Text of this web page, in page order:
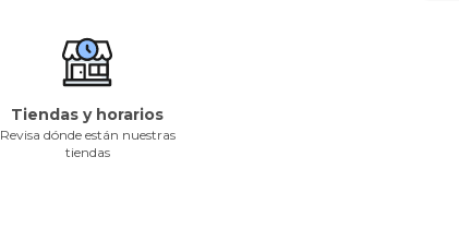
Tiendas y horarios
Revisa dónde están nuestras
tiendas